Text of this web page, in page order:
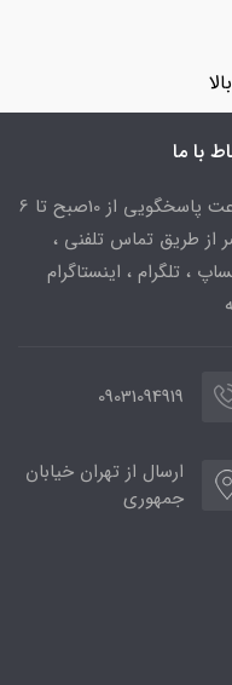
با ما
ساعت پاسخگویی از 10صبح تا 6
از طریق تماس تلفنی ،
، تلگرام ، اینستاگرام
09031094919
ارسال از تهران خیابان
جمهوری